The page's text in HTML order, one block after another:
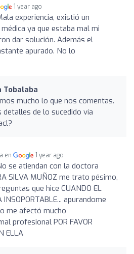
1 year ago
experiencia, existió un
ya que estaba mal mi
dar solución. Además el
apurado. No lo
Tobalaba
mucho lo que nos comentas.
detalles de lo sucedido vía
en 1 year ago
se atiendan con la doctora
SILVA MUÑOZ me trato pésimo,
que hice CUANDO EL
INSOPORTABLE... apurandome
me afectó mucho
profesional POR FAVOR
ELLA